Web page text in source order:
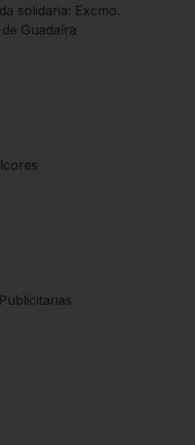
solidaria: Excmo.
Guadaíra